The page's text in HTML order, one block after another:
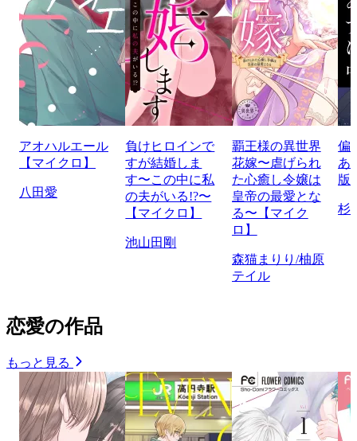
アオハルエール
【マイクロ】
八田愛
負けヒロインで
すが結婚しま
す〜この中に私
の夫がいる!?〜
【マイクロ】
池山田剛
覇王様の異世界
花嫁〜虐げられ
た心癒し令嬢は
皇帝の最愛とな
る〜【マイク
ロ】
森猫まりり/柚原
テイル
偏
あ
版
杉
恋愛の作品
もっと見る